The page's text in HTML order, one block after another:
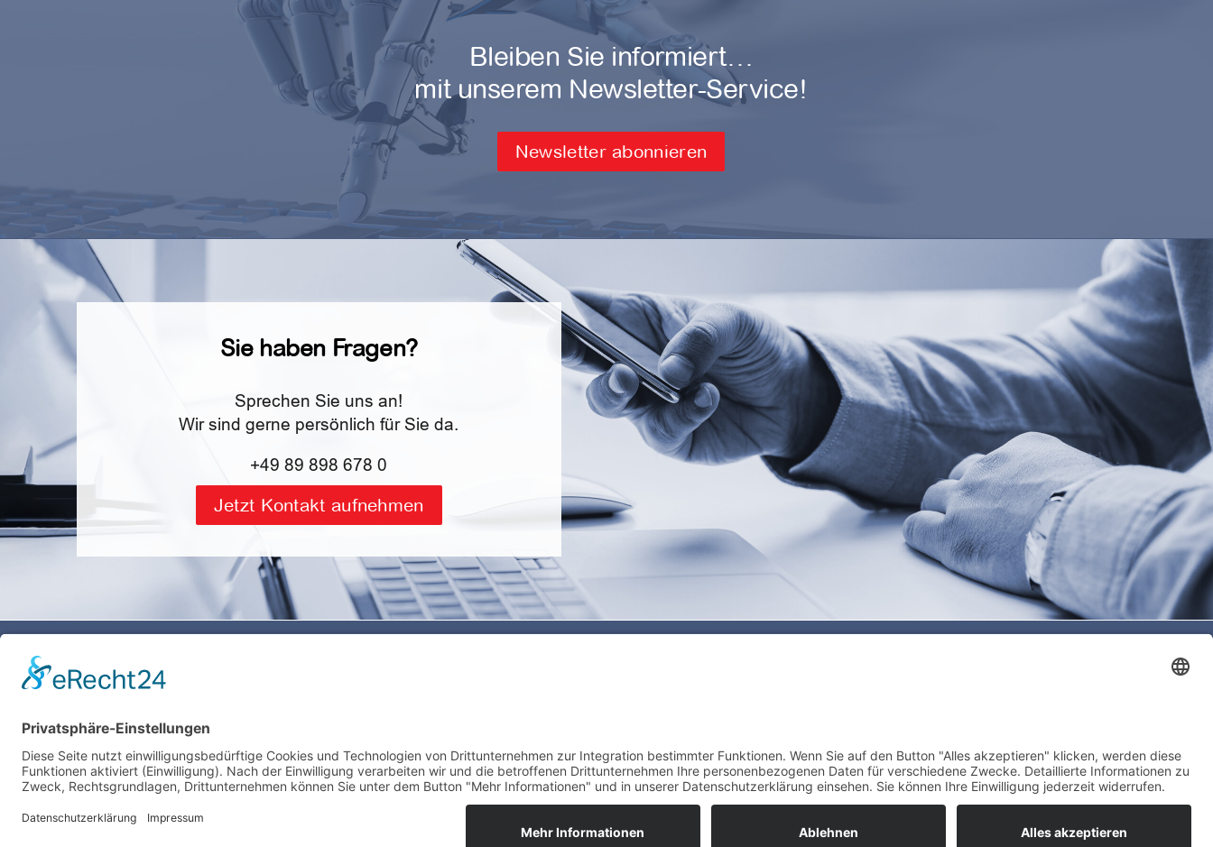
Bleiben Sie informiert…
mit unserem Newsletter-Service!
Newsletter abonnieren
Sie haben Fragen?
Sprechen Sie uns an!
Wir sind gerne persönlich für Sie da.
+49 89 898 678 0
Jetzt Kontakt aufnehmen
systemworkx AG
E-Mail senden